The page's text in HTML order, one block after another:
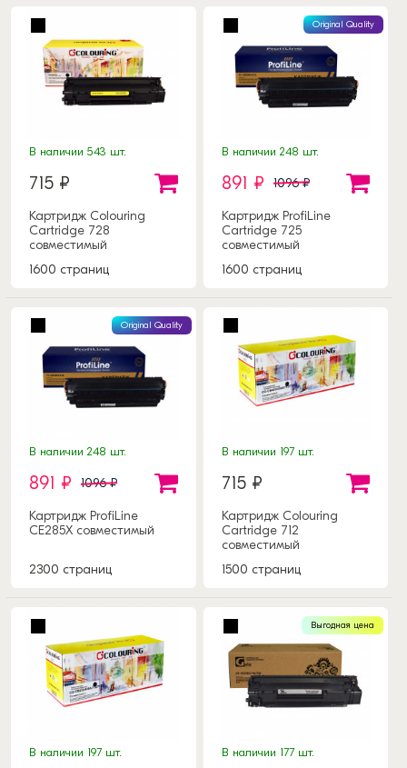
В наличии 543 шт.
715 ₽
Картридж Colouring
Cartridge 728
совместимый
1600 страниц
Original Quality
В наличии 248 шт.
891 ₽ 1096 ₽
Картридж ProfiLine
Cartridge 725
совместимый
1600 страниц
Original Quality
В наличии 248 шт.
891 ₽ 1096 ₽
Картридж ProfiLine
CE285X совместимый
2300 страниц
В наличии 197 шт.
715 ₽
Картридж Colouring
Cartridge 712
совместимый
1500 страниц
В наличии 197 шт.
Выгодная цена
В наличии 177 шт.